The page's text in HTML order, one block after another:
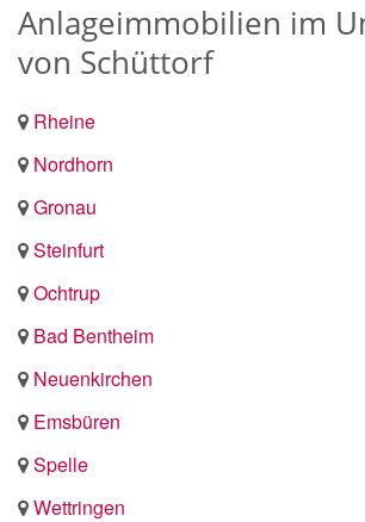
Anlageimmobilien im
von Schüttorf
Rheine
Nordhorn
Gronau
Steinfurt
Ochtrup
Bad Bentheim
Neuenkirchen
Emsbüren
Spelle
Wettringen